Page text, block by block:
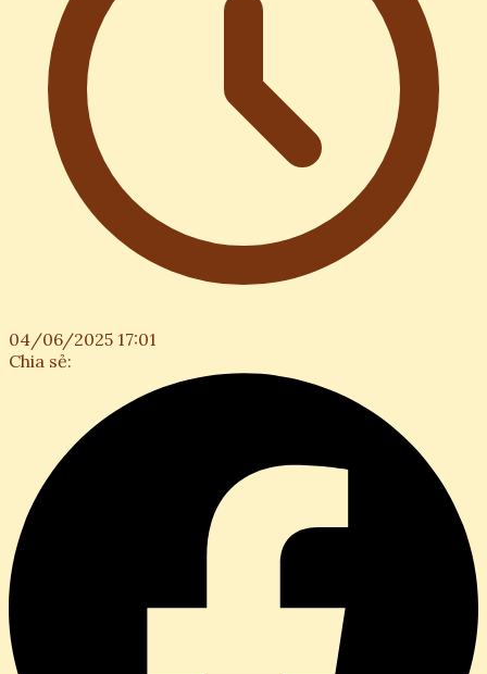
04/06/2025 17:01
Chia sẻ: